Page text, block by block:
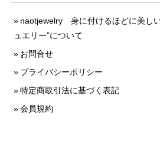
naotjewelry 身に付けるほどに美し
ュエリー”について
お問合せ
プライバシーポリシー
特定商取引法に基づく表記
会員規約